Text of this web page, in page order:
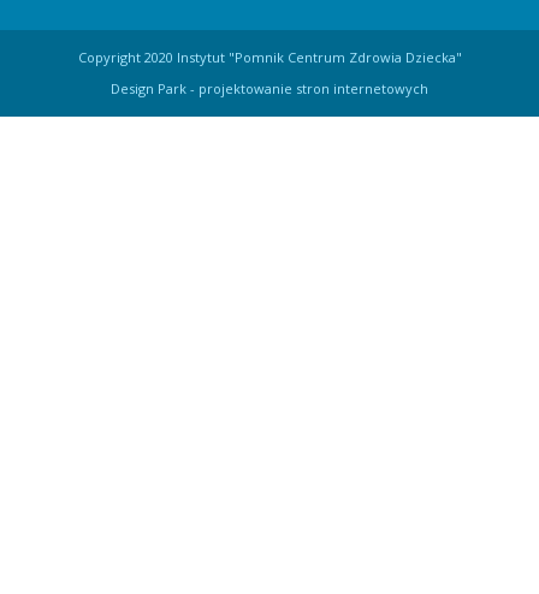
Copyright 2020 Instytut "Pomnik Centrum Zdrowia Dziecka"
Design Park - projektowanie stron internetowych